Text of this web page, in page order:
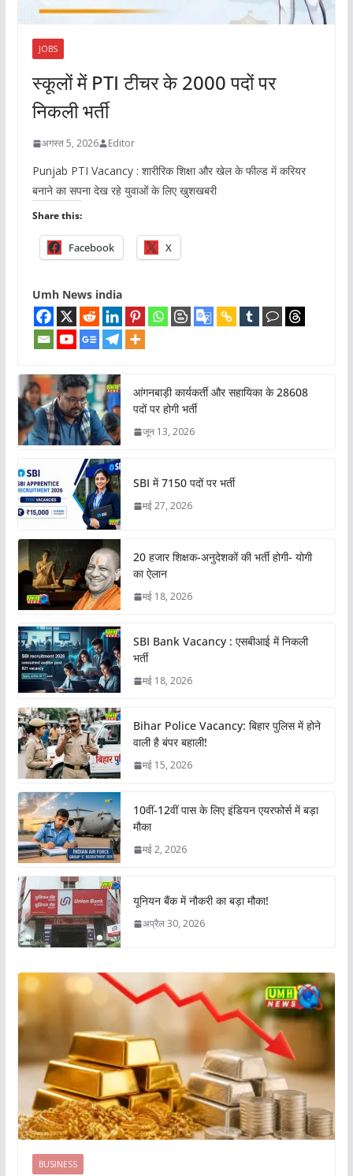
JOBS
स्कूलों में PTI टीचर के 2000 पदों पर
निकली भर्ती
अगस्त 5, 2026 Editor
Punjab PTI Vacancy : शारीरिक शिक्षा और खेल के फील्ड में करियर
बनाने का सपना देख रहे युवाओं के लिए खुशखबरी
Share this:
Facebook X
Umh News india
आंगनबाड़ी कार्यकर्ती और सहायिका के 28608
पदों पर होगी भर्ती
जून 13, 2026
SBI में 7150 पदों पर भर्ती
मई 27, 2026
20 हजार शिक्षक-अनुदेशकों की भर्ती होगी- योगी
का ऐलान
मई 18, 2026
SBI Bank Vacancy : एसबीआई में निकली
भर्ती
मई 18, 2026
Bihar Police Vacancy: बिहार पुलिस में होने
वाली है बंपर बहाली!
मई 15, 2026
10वीं-12वीं पास के लिए इंडियन एयरफोर्स में बड़ा
मौका
मई 2, 2026
यूनियन बैंक में नौकरी का बड़ा मौका!
अप्रैल 30, 2026
BUSINESS